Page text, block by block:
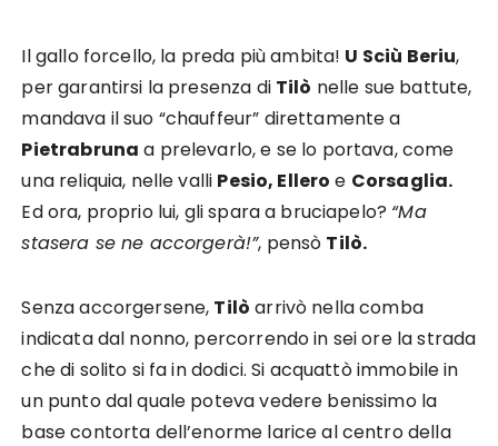
Il gallo forcello, la preda più ambita! U Sciù Beriu,
per garantirsi la presenza di Tilò nelle sue battute,
mandava il suo “chauffeur” direttamente a
Pietrabruna a prelevarlo, e se lo portava, come
una reliquia, nelle valli Pesio, Ellero e Corsaglia.
Ed ora, proprio lui, gli spara a bruciapelo? “Ma
stasera se ne accorgerà!”, pensò Tilò.
Senza accorgersene, Tilò arrivò nella comba
indicata dal nonno, percorrendo in sei ore la strada
che di solito si fa in dodici. Si acquattò immobile in
un punto dal quale poteva vedere benissimo la
base contorta dell’enorme larice al centro della